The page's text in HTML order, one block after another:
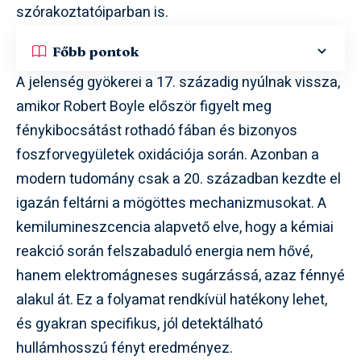
szórakoztatóiparban is.
Főbb pontok
A jelenség gyökerei a 17. századig nyúlnak vissza,
amikor Robert Boyle először figyelt meg
fénykibocsátást rothadó fában és bizonyos
foszforvegyületek oxidációja során. Azonban a
modern tudomány csak a 20. században kezdte el
igazán feltárni a mögöttes mechanizmusokat. A
kemilumineszcencia alapvető elve, hogy a kémiai
reakció során felszabaduló energia nem hővé,
hanem elektromágneses sugárzássá, azaz fénnyé
alakul át. Ez a folyamat rendkívül hatékony lehet,
és gyakran specifikus, jól detektálható
hullámhosszú fényt eredményez.